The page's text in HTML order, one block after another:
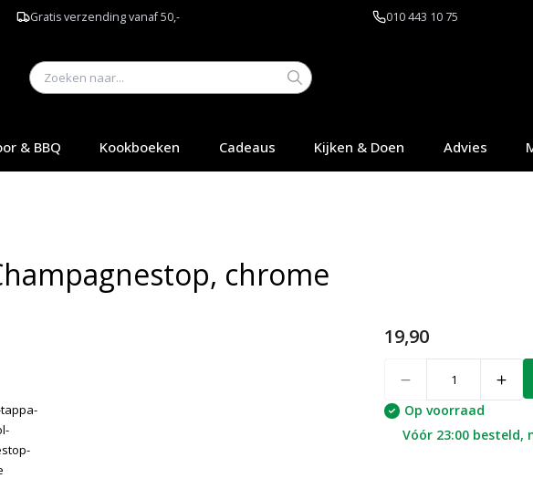
Gratis verzending vanaf 50,- 010 443 10 75
& BBQ Kookboeken Cadeaus Kijken & Doen Advies
chrome
19,90
Op voorraad
Vóór 23:00 besteld,